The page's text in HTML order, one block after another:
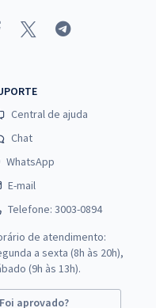
Central de ajuda
Chat
WhatsApp
E-mail
Telefone: 3003-0894
de atendimento:
a sexta (8h às 20h),
(9h às 13h).
Foi aprovado?